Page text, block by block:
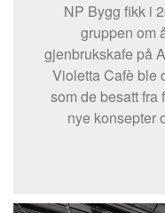
NP Bygg fikk i
gruppen om
gjenbrukskafe på
Violetta Cafè ble
som de besatt fra
nye konsepter